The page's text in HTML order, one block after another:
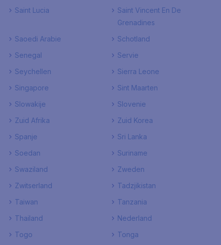
Saint Lucia
Saint Vincent En De
Grenadines
Saoedi Arabie
Schotland
Senegal
Servie
Seychellen
Sierra Leone
Singapore
Sint Maarten
Slowakije
Slovenie
Zuid Afrika
Zuid Korea
Spanje
Sri Lanka
Soedan
Suriname
Swaziland
Zweden
Zwitserland
Tadzjikistan
Taiwan
Tanzania
Thailand
Nederland
Togo
Tonga